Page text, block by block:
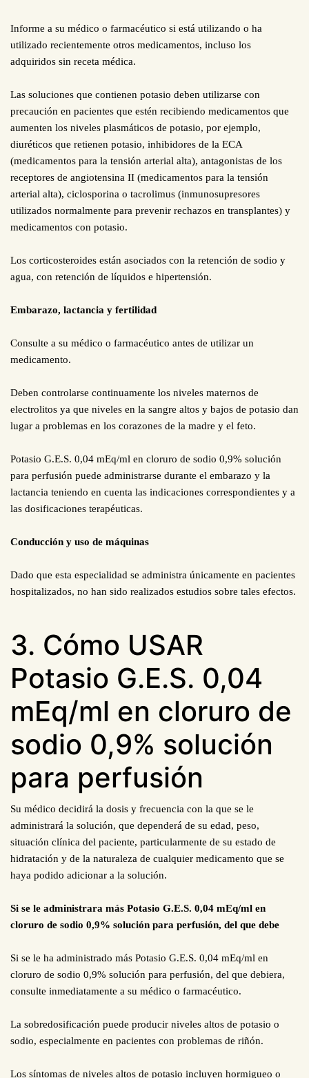
Informe a su médico o farmacéutico si está utilizando o ha
utilizado recientemente otros medicamentos, incluso los
adquiridos sin receta médica.
Las soluciones que contienen potasio deben utilizarse con
precaución en pacientes que estén recibiendo medicamentos que
aumenten los niveles plasmáticos de potasio, por ejemplo,
diuréticos que retienen potasio, inhibidores de la ECA
(medicamentos para la tensión arterial alta), antagonistas de los
receptores de angiotensina II (medicamentos para la tensión
arterial alta), ciclosporina o tacrolimus (inmunosupresores
utilizados normalmente para prevenir rechazos en transplantes) y
medicamentos con potasio.
Los corticosteroides están asociados con la retención de sodio y
agua, con retención de líquidos e hipertensión.
Embarazo, lactancia y fertilidad
Consulte a su médico o farmacéutico antes de utilizar un
medicamento.
Deben controlarse continuamente los niveles maternos de
electrolitos ya que niveles en la sangre altos y bajos de potasio dan
lugar a problemas en los corazones de la madre y el feto.
Potasio G.E.S. 0,04 mEq/ml en cloruro de sodio 0,9% solución
para perfusión puede administrarse durante el embarazo y la
lactancia teniendo en cuenta las indicaciones correspondientes y a
las dosificaciones terapéuticas.
Conducción y uso de máquinas
Dado que esta especialidad se administra únicamente en pacientes
hospitalizados, no han sido realizados estudios sobre tales efectos.
3. Cómo USAR
Potasio G.E.S. 0,04
mEq/ml en cloruro de
sodio 0,9% solución
para perfusión
Su médico decidirá la dosis y frecuencia con la que se le
administrará la solución, que dependerá de su edad, peso,
situación clínica del paciente, particularmente de su estado de
hidratación y de la naturaleza de cualquier medicamento que se
haya podido adicionar a la solución.
Si se le administrara más Potasio G.E.S. 0,04 mEq/ml en
cloruro de sodio 0,9% solución para perfusión, del que debe
Si se le ha administrado más Potasio G.E.S. 0,04 mEq/ml en
cloruro de sodio 0,9% solución para perfusión, del que debiera,
consulte inmediatamente a su médico o farmacéutico.
La sobredosificación puede producir niveles altos de potasio o
sodio, especialmente en pacientes con problemas de riñón.
Los síntomas de niveles altos de potasio incluyen hormigueo o